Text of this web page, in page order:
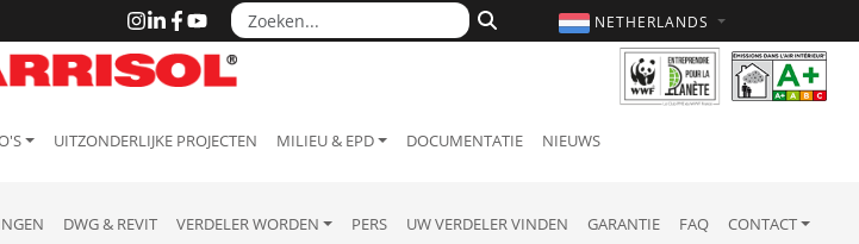
NETHERLANDS
UITZONDERLIJKE PROJECTEN MILIEU & EPD DOCUMENTATIE NIEUWS
DWG & REVIT VERDELER WORDEN PERS UW VERDELER VINDEN GARANTIE FAQ CONTACT